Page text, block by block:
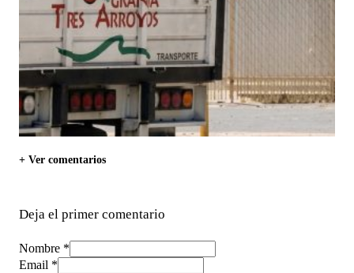
+ Ver comentarios
Deja el primer comentario
Nombre *
Email *